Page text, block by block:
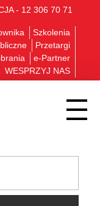
- 12 306 70 71
Szkolenia
Przetargi
e-Partner
WESPRZYJ NAS